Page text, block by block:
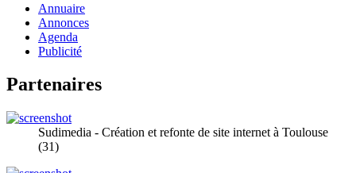
Annuaire
Annonces
Agenda
Publicité
Partenaires
Sudimedia - Création et refonte de site internet à Toulouse
(31)